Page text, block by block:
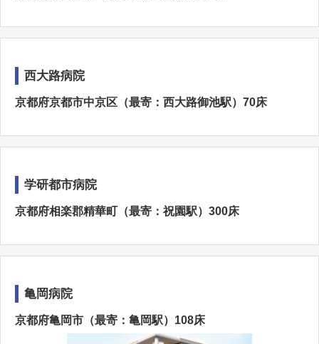
西大路病院
京都府京都市中京区（最寄：西大路御池駅）70床
学研都市病院
京都府相楽郡精華町（最寄：祝園駅）300床
亀岡病院
京都府亀岡市（最寄：亀岡駅）108床